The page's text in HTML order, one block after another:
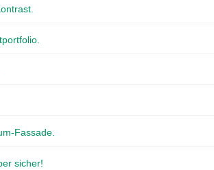
Fassade.
sicher!